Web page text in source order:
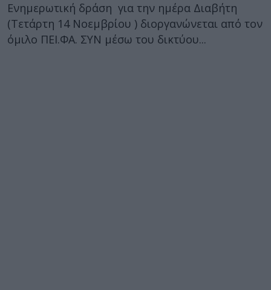
Ενημερωτική δράση για την ημέρα Διαβήτη
(Τετάρτη 14 Νοεμβρίου ) διοργανώνεται από τον
όμιλο ΠΕΙ.ΦΑ. ΣΥΝ μέσω του δικτύου...